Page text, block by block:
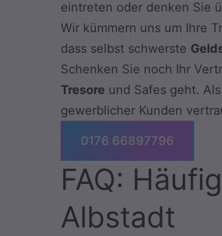
eintreten oder denken Sie
Wir kümmern uns um Ihre
dass selbst schwerste
Schenken Sie noch Ihr
Tresore und Safes geht.
gewerblicher Kunden
0176 66897796
FAQ:
Albstadt